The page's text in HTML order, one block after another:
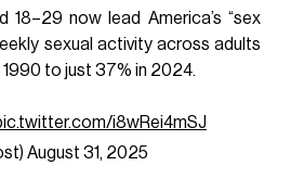
18–29 now lead America’s “sex
sexual activity across adults
1990 to just 37% in 2024.
i8wRei4mSJ
August 31, 2025